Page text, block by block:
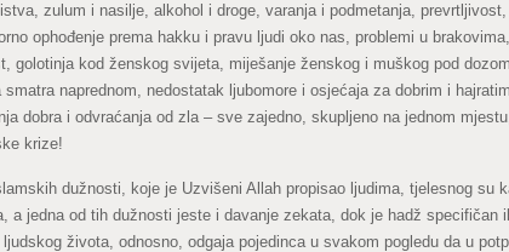
zulum i nasilje, alkohol i droge, varanja i podmetanja,
ophođenje prema hakku i pravu ljudi oko nas, problemi u
golotinja kod ženskog svijeta, miješanje ženskog i muškog pod
smatra naprednom, nedostatak ljubomore i osjećaja za dobrim i
dobra i odvraćanja od zla – sve zajedno, skupljeno na jednom
krize!
dužnosti, koje je Uzvišeni Allah propisao ljudima, tjelesnog
a jedna od tih dužnosti jeste i davanje zekata, dok je hadž
života, odnosno, odgaja pojedinca u svakom pogledu da u